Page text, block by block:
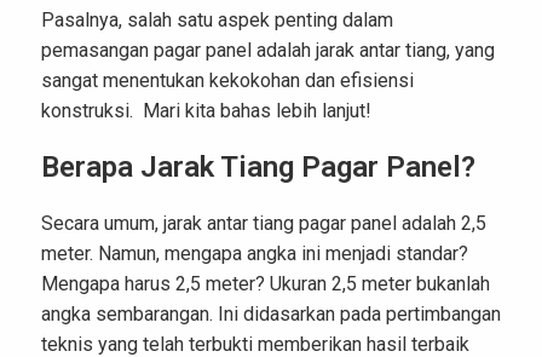
Pasalnya, salah satu aspek penting dalam
pemasangan pagar panel adalah jarak antar tiang, yang
sangat menentukan kekokohan dan efisiensi
konstruksi. Mari kita bahas lebih lanjut!
Berapa Jarak Tiang Pagar Panel?
Secara umum, jarak antar tiang pagar panel adalah 2,5
meter. Namun, mengapa angka ini menjadi standar?
Mengapa harus 2,5 meter? Ukuran 2,5 meter bukanlah
angka sembarangan. Ini didasarkan pada pertimbangan
teknis yang telah terbukti memberikan hasil terbaik